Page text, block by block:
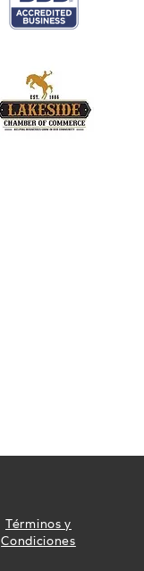
Términos y
Condiciones